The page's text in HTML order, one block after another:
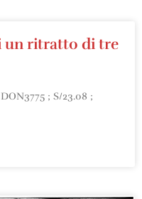
un ritratto di tre
; S/23.08 ;